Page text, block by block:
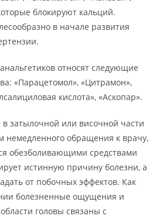
блокируют кальций.
в начале развития
относят следующие
«Парацетомол», «Цитрамон»,
кислота», «Аскопар».
затылочной или височной части
немедленного обращения к врачу,
обезболивающими средствами
истинную причину болезни, а
от побочных эффектов. Как
болезненные ощущения и
головы связаны с